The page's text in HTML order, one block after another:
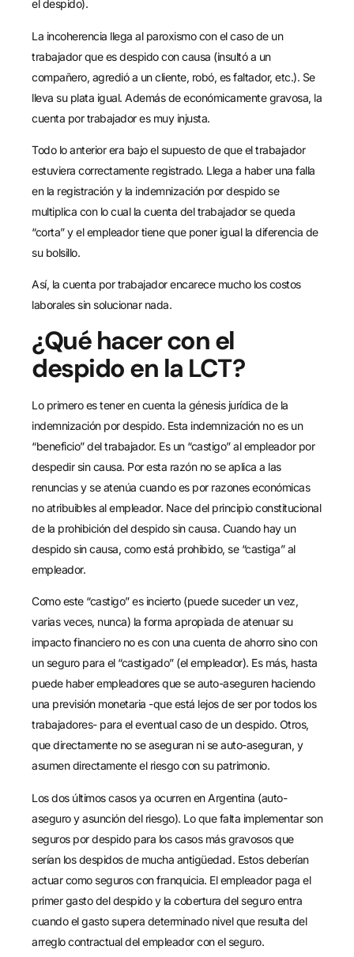
el despido).
La incoherencia llega al paroxismo con el caso de un
trabajador que es despido con causa (insultó a un
compañero, agredió a un cliente, robó, es faltador, etc.). Se
lleva su plata igual. Además de económicamente gravosa, la
cuenta por trabajador es muy injusta.
Todo lo anterior era bajo el supuesto de que el trabajador
estuviera correctamente registrado. Llega a haber una falla
en la registración y la indemnización por despido se
multiplica con lo cual la cuenta del trabajador se queda
“corta” y el empleador tiene que poner igual la diferencia de
su bolsillo.
Así, la cuenta por trabajador encarece mucho los costos
laborales sin solucionar nada.
¿Qué hacer con el
despido en la LCT?
Lo primero es tener en cuenta la génesis jurídica de la
indemnización por despido. Esta indemnización no es un
“beneficio” del trabajador. Es un “castigo” al empleador por
despedir sin causa. Por esta razón no se aplica a las
renuncias y se atenúa cuando es por razones económicas
no atribuibles al empleador. Nace del principio constitucional
de la prohibición del despido sin causa. Cuando hay un
despido sin causa, como está prohibido, se “castiga” al
empleador.
Como este “castigo” es incierto (puede suceder un vez,
varias veces, nunca) la forma apropiada de atenuar su
impacto financiero no es con una cuenta de ahorro sino con
un seguro para el “castigado” (el empleador). Es más, hasta
puede haber empleadores que se auto-aseguren haciendo
una previsión monetaria -que está lejos de ser por todos los
trabajadores- para el eventual caso de un despido. Otros,
que directamente no se aseguran ni se auto-aseguran, y
asumen directamente el riesgo con su patrimonio.
Los dos últimos casos ya ocurren en Argentina (auto-
aseguro y asunción del riesgo). Lo que falta implementar son
seguros por despido para los casos más gravosos que
serían los despidos de mucha antigüedad. Estos deberían
actuar como seguros con franquicia. El empleador paga el
primer gasto del despido y la cobertura del seguro entra
cuando el gasto supera determinado nivel que resulta del
arreglo contractual del empleador con el seguro.